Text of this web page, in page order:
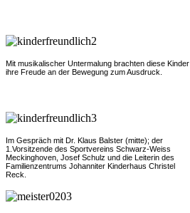
Mit musikalischer Untermalung brachten diese Kinder
ihre Freude an der Bewegung zum Ausdruck.
Im Gespräch mit Dr. Klaus Balster (mitte); der
1.Vorsitzende des Sportvereins Schwarz-Weiss
Meckinghoven, Josef Schulz und die Leiterin des
Familienzentrums Johanniter Kinderhaus Christel
Reck.